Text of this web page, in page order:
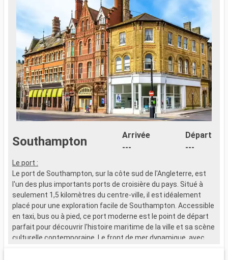
Southampton
Arrivée
---
Départ
---
Le port :
Le port de Southampton, sur la côte sud de l'Angleterre, est
l'un des plus importants ports de croisière du pays. Situé à
seulement 1,5 kilomètres du centre-ville, il est idéalement
placé pour une exploration facile de Southampton. Accessible
en taxi, bus ou à pied, ce port moderne est le point de départ
parfait pour découvrir l'histoire maritime de la ville et sa scène
culturelle contemporaine. Le front de mer dynamique, avec